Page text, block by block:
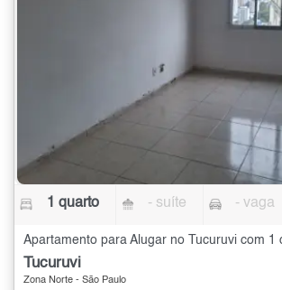
1 quarto - suíte - vaga
Apartamento para Alugar no Tucuruvi com 1
Tucuruvi
Zona Norte - São Paulo